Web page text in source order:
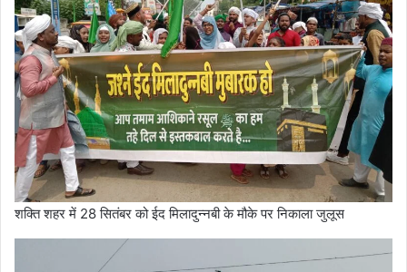
शक्ति शहर में 28 सितंबर को ईद मिलादुन्नबी के मौके पर निकाला जुलूस